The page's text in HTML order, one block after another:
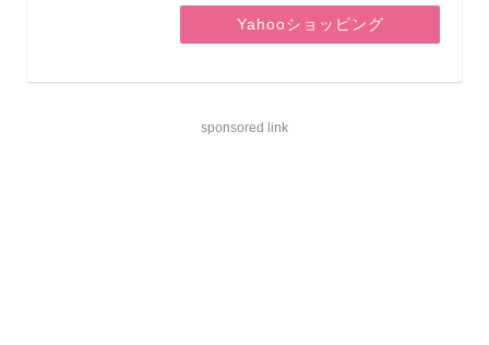
Yahooショッピング
sponsored link